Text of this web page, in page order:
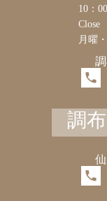
10：
Close
月曜
調